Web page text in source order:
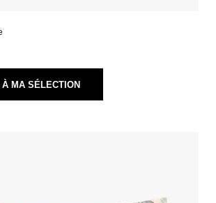
MA SÉLECTION